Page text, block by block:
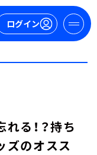
ログイン
る！？持ち
ズのオスス